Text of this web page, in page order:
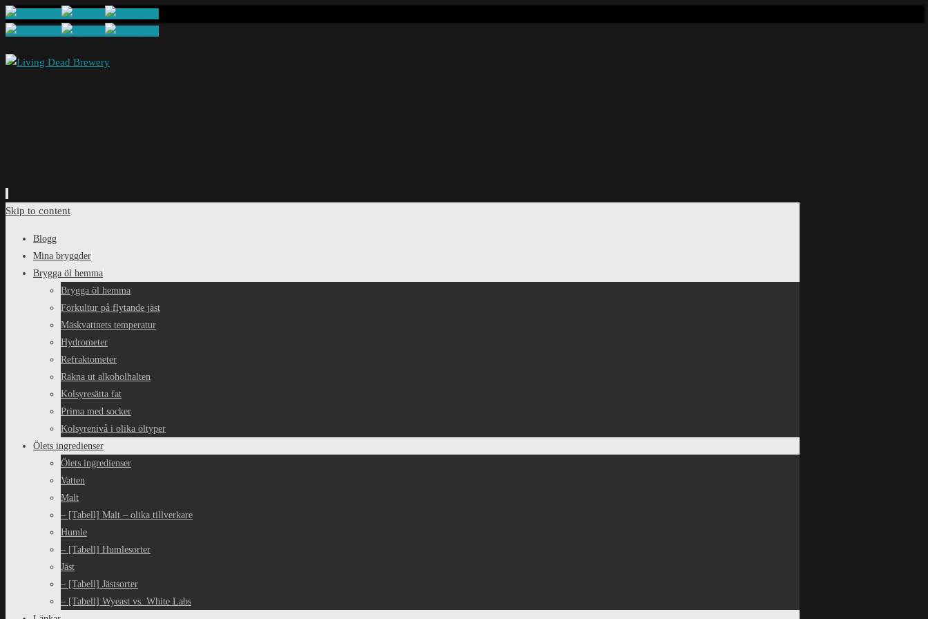
Skip to content
Blogg
Mina bryggder
Brygga öl hemma
Brygga öl hemma
Förkultur på flytande jäst
Mäskvattnets temperatur
Hydrometer
Refraktometer
Räkna ut alkoholhalten
Kolsyresätta fat
Prima med socker
Kolsyrenivå i olika öltyper
Ölets ingredienser
Ölets ingredienser
Vatten
Malt
– [Tabell] Malt – olika tillverkare
Humle
– [Tabell] Humlesorter
Jäst
– [Tabell] Jästsorter
– [Tabell] Wyeast vs. White Labs